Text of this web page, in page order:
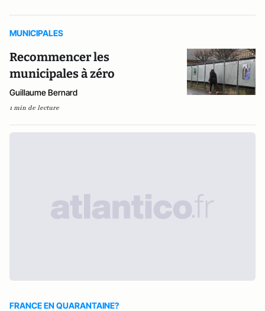
MUNICIPALES
Recommencer les
municipales à zéro
Guillaume Bernard
1 min de lecture
FRANCE EN QUARANTAINE?